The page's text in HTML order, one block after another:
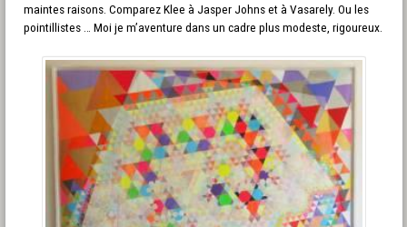
maintes raisons. Comparez Klee à Jasper Johns et à Vasarely. Ou les
pointillistes … Moi je m’aventure dans un cadre plus modeste, rigoureux.